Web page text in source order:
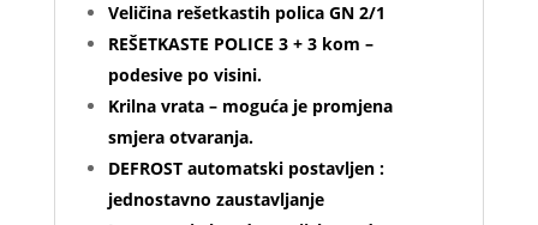
Veličina rešetkastih polica GN 2/1
REŠETKASTE POLICE 3 + 3 kom –
podesive po visini.
Krilna vrata – moguća je promjena
smjera otvaranja.
DEFROST automatski postavljen :
jednostavno zaustavljanje